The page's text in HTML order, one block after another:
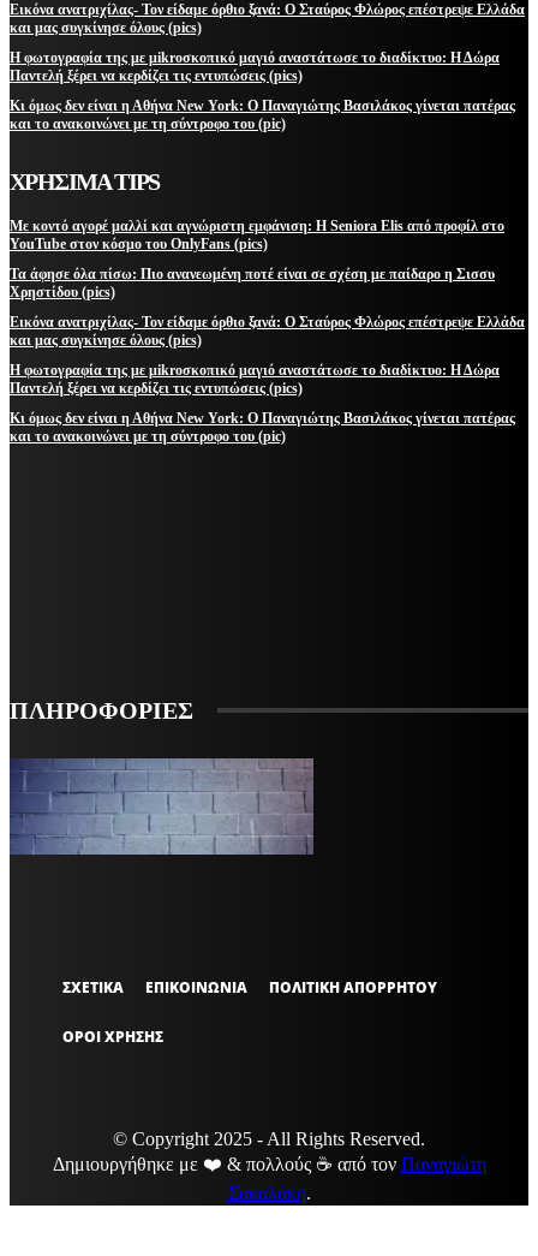
Εικόνα ανατριχίλας- Τον είδαμε όρθιο ξανά: Ο Σταύρος Φλώρος επέστρεψε Ελλάδα
και μας συγκίνησε όλους (pics)
Η φωτογραφία της με μikroσκοπικό μαγιό αναστάτωσε το διαδίκτυο: Η Δώρα
Παντελή ξέρει να κερδίζει τις εντυπώσεις (pics)
Κι όμως δεν είναι η Αθήνα New York: Ο Παναγιώτης Βασιλάκος γίνεται πατέρας
και το ανακοινώνει με τη σύντροφο του (pic)
ΧΡΗΣΙΜΑ TIPS
Με κοντό αγορέ μαλλί και αγνώριστη εμφάνιση: Η Seniora Elis από προφίλ στο
YouTube στον κόσμο του OnlyFans (pics)
Τα άφησε όλα πίσω: Πιο ανανεωμένη ποτέ είναι σε σχέση με παίδαρο η Σισσυ
Χρηστίδου (pics)
Εικόνα ανατριχίλας- Τον είδαμε όρθιο ξανά: Ο Σταύρος Φλώρος επέστρεψε Ελλάδα
και μας συγκίνησε όλους (pics)
Η φωτογραφία της με μikroσκοπικό μαγιό αναστάτωσε το διαδίκτυο: Η Δώρα
Παντελή ξέρει να κερδίζει τις εντυπώσεις (pics)
Κι όμως δεν είναι η Αθήνα New York: Ο Παναγιώτης Βασιλάκος γίνεται πατέρας
και το ανακοινώνει με τη σύντροφο του (pic)
ΠΛΗΡΟΦΟΡΙΕΣ
VARiEMAi
OFFICIAL
ΣΧΕΤΙΚΑ ΕΠΙΚΟΙΝΩΝΙΑ ΠΟΛΙΤΙΚΗ ΑΠΟΡΡΗΤΟΥ
ΟΡΟΙ ΧΡΗΣΗΣ
© Copyright 2025 - All Rights Reserved.
Δημιουργήθηκε με ❤️ & πολλούς ☕ από τον Παναγιώτη
Σακαλάκη.